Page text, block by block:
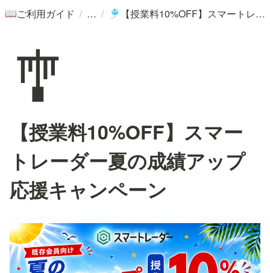
📖ご利用ガイド / / 🎐 【授業料10%OFF】スマートレーダー夏の成績アップ応援キャンペーン
🎐
【授業料10%OFF】スマー
トレーダー夏の成績アップ
応援キャンペーン